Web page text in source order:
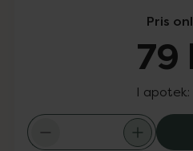
Pris
79
I apotek: